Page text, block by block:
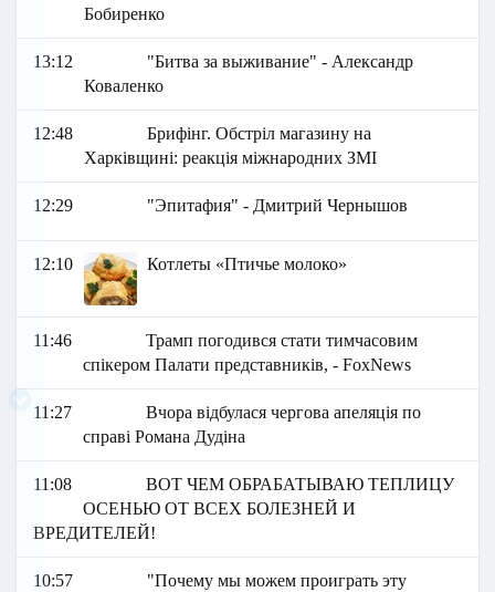
Бобиренко
13:12
"Битва за выживание" - Александр
Коваленко
12:48
Брифінг. Обстріл магазину на
Харківщині: реакція міжнародних ЗМІ
12:29 "Эпитафия" - Дмитрий Чернышов
12:10 Котлеты «Птичье молоко»
11:46
Трамп погодився стати тимчасовим
спікером Палати представників, - FoxNews
11:27
Вчора відбулася чергова апеляція по
справі Романа Дудіна
11:08
ВОТ ЧЕМ ОБРАБАТЫВАЮ ТЕПЛИЦУ
ОСЕНЬЮ ОТ ВСЕХ БОЛЕЗНЕЙ И
ВРЕДИТЕЛЕЙ!
10:57
"Почему мы можем проиграть эту